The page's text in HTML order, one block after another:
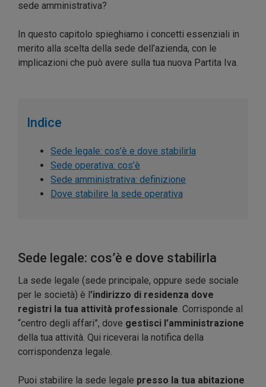
sede amministrativa?
In questo capitolo spieghiamo i concetti essenziali in
merito alla scelta della sede dell’azienda, con le
implicazioni che può avere sulla tua nuova Partita Iva.
Indice
Sede legale: cos’è e dove stabilirla
Sede operativa: cos’è
Sede amministrativa: definizione
Dove stabilire la sede operativa
Sede legale: cos’è e dove stabilirla
La sede legale (sede principale, oppure sede sociale
per le società) è l ’indirizzo di residenza dove
registri la tua attività professionale. Corrisponde al
“centro degli affari”, dove gestisci l’amministrazione
della tua attività. Qui riceverai la notifica della
corrispondenza legale.
Puoi stabilire la sede legale presso la tua abitazione